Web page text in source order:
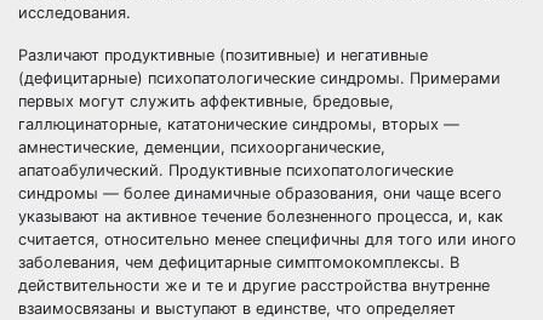
исследования.
Различают продуктивные (позитивные) и негативные
(дефицитарные) психопатологические синдромы. Примерами
первых могут служить аффективные, бредовые,
галлюцинаторные, кататонические синдромы, вторых —
амнестические, деменции, психоорганические,
апатоабулический. Продуктивные психопатологические
синдромы — более динамичные образования, они чаще всего
указывают на активное течение болезненного процесса, и, как
считается, относительно менее специфичны для того или иного
заболевания, чем дефицитарные симптомокомплексы. В
действительности же и те и другие расстройства внутренне
взаимосвязаны и выступают в единстве, что определяет